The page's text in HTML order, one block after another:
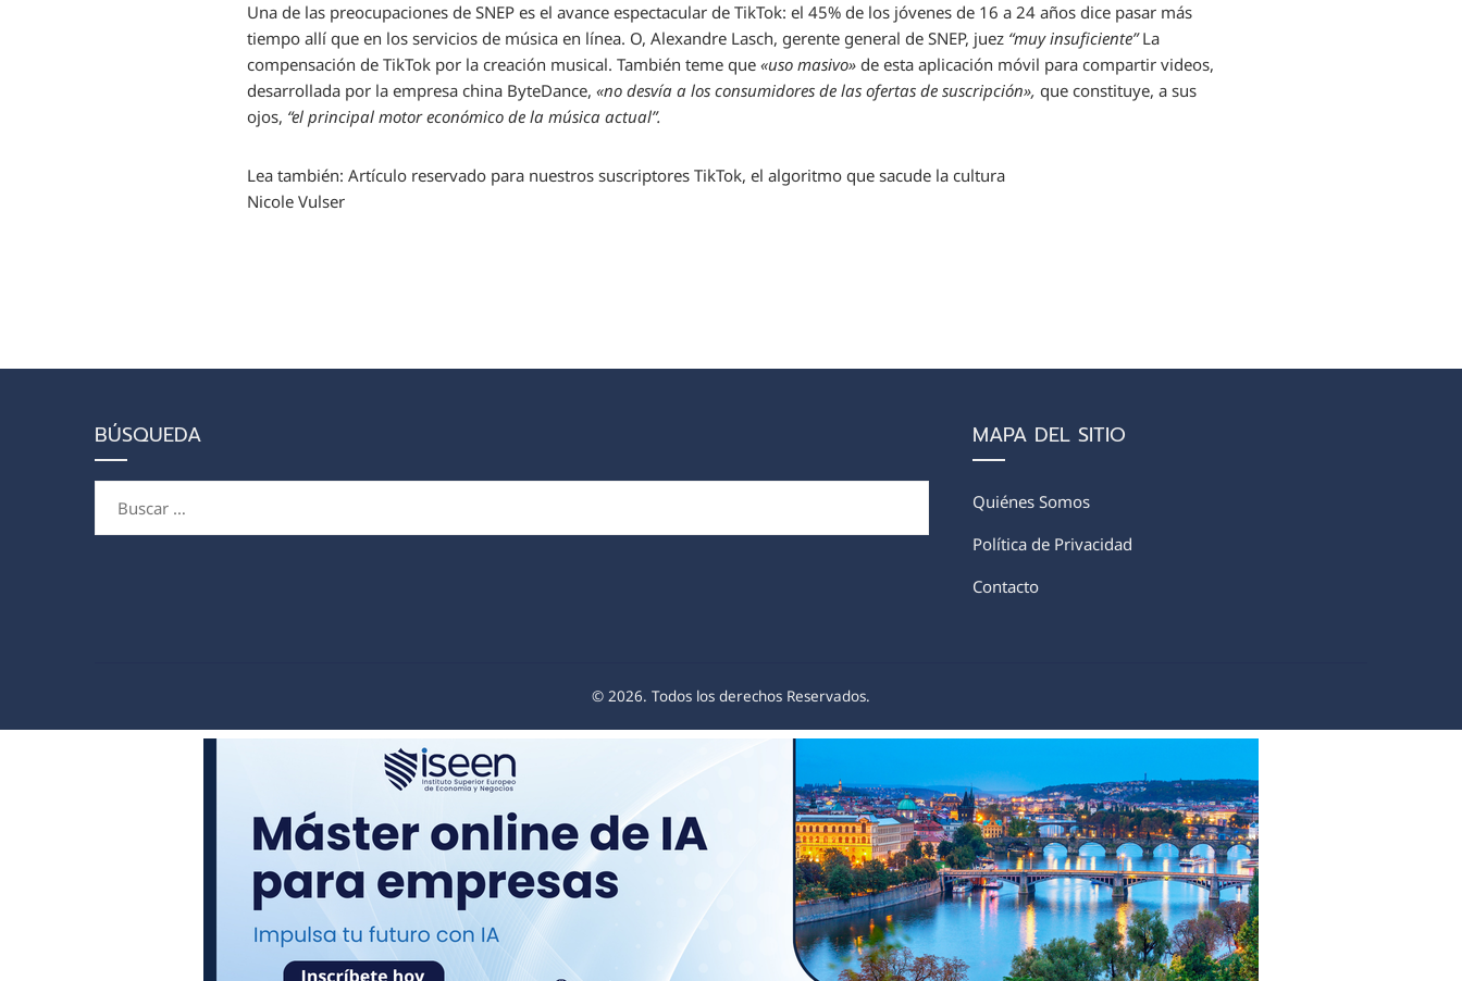
Una de las preocupaciones de SNEP es el avance espectacular de TikTok: el 45% de los jóvenes de 16 a 24 años dice pasar más
tiempo allí que en los servicios de música en línea. O, Alexandre Lasch, gerente general de SNEP, juez “muy insuficiente”La
compensación de TikTok por la creación musical. También teme que«uso masivo»de esta aplicación móvil para compartir videos,
desarrollada por la empresa china ByteDance,«no desvía a los consumidores de las ofertas de suscripción», que constituye, a sus
ojos, “el principal motor económico de la música actual”.
Lea también: Artículo reservado para nuestros suscriptores TikTok, el algoritmo que sacude la cultura
Nicole Vulser
BÚSQUEDA MAPA DEL SITIO
Quiénes Somos
Política de Privacidad
Contacto
© 2026. Todos los derechos Reservados.